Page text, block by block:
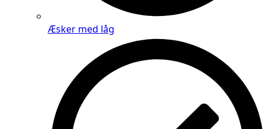
Æsker med låg